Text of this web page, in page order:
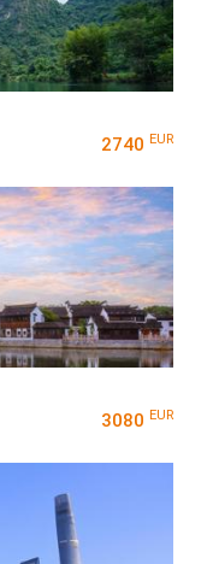
2740 EUR
3080 EUR